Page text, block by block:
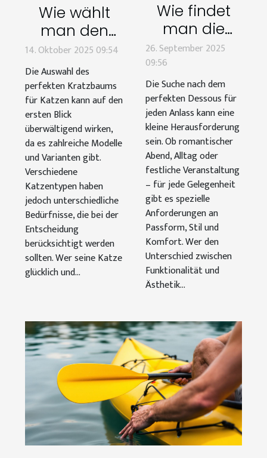
Wie wählt
man den
perfekten
Kratzbaum
für
verschiedene
Katzentypen?
14. Oktober 2025 09:54
Die Auswahl des
perfekten Kratzbaums
für Katzen kann auf den
ersten Blick
überwältigend wirken,
da es zahlreiche Modelle
und Varianten gibt.
Verschiedene
Katzentypen haben
jedoch unterschiedliche
Bedürfnisse, die bei der
Entscheidung
berücksichtigt werden
sollten. Wer seine Katze
glücklich und...
Wie findet
man die
perfekte
Dessous für
jeden
Anlass?
26. September 2025
09:56
Die Suche nach dem
perfekten Dessous für
jeden Anlass kann eine
kleine Herausforderung
sein. Ob romantischer
Abend, Alltag oder
festliche Veranstaltung
– für jede Gelegenheit
gibt es spezielle
Anforderungen an
Passform, Stil und
Komfort. Wer den
Unterschied zwischen
Funktionalität und
Ästhetik...